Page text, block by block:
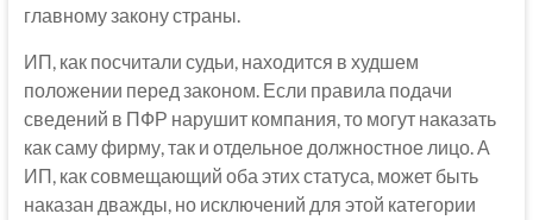
главному закону страны.
ИП, как посчитали судьи, находится в худшем
положении перед законом. Если правила подачи
сведений в ПФР нарушит компания, то могут наказать
как саму фирму, так и отдельное должностное лицо. А
ИП, как совмещающий оба этих статуса, может быть
наказан дважды, но исключений для этой категории